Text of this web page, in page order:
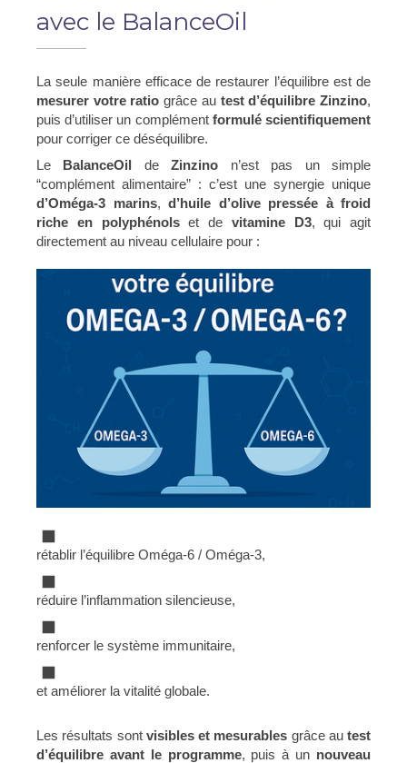
avec le BalanceOil
La seule manière efficace de restaurer l’équilibre est de
mesurer votre ratio grâce au test d’équilibre Zinzino,
puis d’utiliser un complément formulé scientifiquement
pour corriger ce déséquilibre.
Le BalanceOil deZinzino n’est pas un simple
“complément alimentaire” : c’est une synergie unique
d’Oméga-3 marins, d’huile d’olive pressée à froid
riche en polyphénolset de vitamine D3, qui agit
directement au niveau cellulaire pour :
rétablir l’équilibre Oméga-6 / Oméga-3,
réduire l’inflammation silencieuse,
renforcer le système immunitaire,
et améliorer la vitalité globale.
Les résultats sont visibles et mesurables grâce au test
d’équilibre avant le programme, puis à un nouveau